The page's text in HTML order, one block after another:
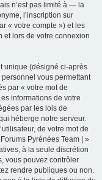
n’est pas limité à — la
l’inscription sur
« votre compte ») et les
et lors de votre connexion
unique (désigné ci-après
vous permettant
par « votre mot de
informations de votre
par les lois de
héberge notre serveur.
de votre mot de
Pyrénées Team | »
à la seule discrétion
vous pouvez contrôler
rendre publiques ou non.